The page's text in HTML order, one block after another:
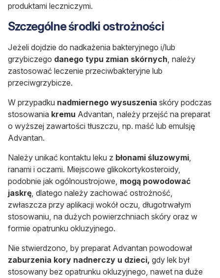
produktami leczniczymi.
Szczególne środki ostrożności
Jeżeli dojdzie do nadkażenia bakteryjnego i/lub
grzybiczego danego typu zmian skórnych, należy
zastosować leczenie przeciwbakteryjne lub
przeciwgrzybicze.
W przypadku nadmiernego wysuszenia skóry podczas
stosowania kremu Advantan, należy przejść na preparat
o wyższej zawartości tłuszczu, np. maść lub emulsję
Advantan.
Należy unikać kontaktu leku z błonami śluzowymi,
ranami i oczami. Miejscowe glikokortykosteroidy,
podobnie jak ogólnoustrojowe, mogą powodować
jaskrę, dlatego należy zachować ostrożność,
zwłaszcza przy aplikacji wokół oczu, długotrwałym
stosowaniu, na dużych powierzchniach skóry oraz w
formie opatrunku okluzyjnego.
Nie stwierdzono, by preparat Advantan powodował
zaburzenia kory nadnerczy u dzieci, gdy lek był
stosowany bez opatrunku okluzyjnego, nawet na duże